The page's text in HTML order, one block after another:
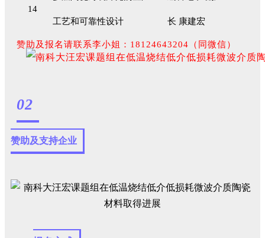
14
工艺和可靠性设计 长 康建宏
赞助及报名请联系李小姐：18124643204（同微信）
02
赞助及支持企业